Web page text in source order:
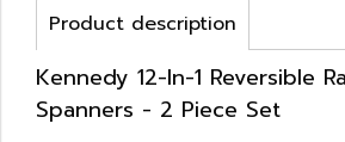
Product description
Kennedy 12-In-1 Reversible
Spanners - 2 Piece Set